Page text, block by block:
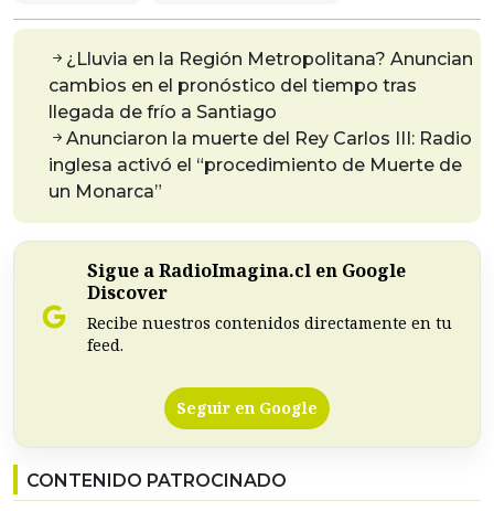
¿Lluvia en la Región Metropolitana? Anuncian
cambios en el pronóstico del tiempo tras
llegada de frío a Santiago
Anunciaron la muerte del Rey Carlos III: Radio
inglesa activó el “procedimiento de Muerte de
un Monarca”
Sigue a RadioImagina.cl en Google
Discover
Recibe nuestros contenidos directamente en tu
feed.
Seguir en Google
CONTENIDO PATROCINADO